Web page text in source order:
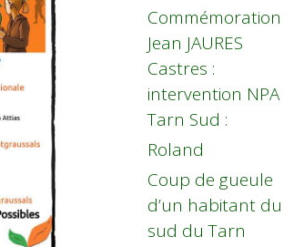
Commémoration
Jean JAURES
Castres :
intervention NPA
Tarn Sud :
Roland
Coup de gueule
d’un habitant du
sud du Tarn